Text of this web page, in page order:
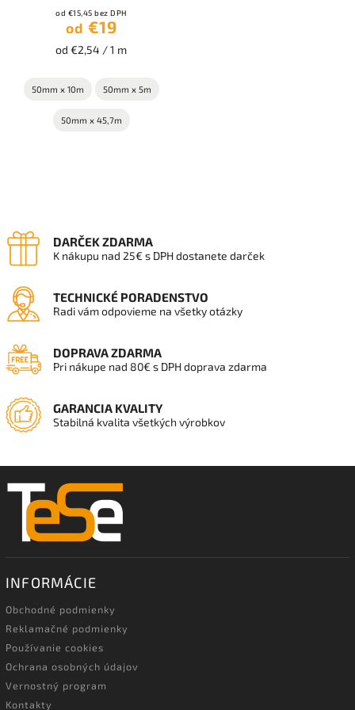
od €15,45 bez DPH
od €19
od €2,54 / 1 m
50mm x 10m 50mm x 5m
50mm x 45,7m
DARČEK ZDARMA
K nákupu nad 25€ s DPH dostanete darček
TECHNICKÉ PORADENSTVO
Radi vám odpovieme na všetky otázky
DOPRAVA ZDARMA
Pri nákupe nad 80€ s DPH doprava zdarma
GARANCIA KVALITY
Stabilná kvalita všetkých výrobkov
INFORMÁCIE
Obchodné podmienky
Reklamačné podmienky
Používanie cookies
Ochrana osobných údajov
Vernostný program
Kontakty